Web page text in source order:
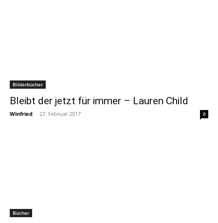
Bilderbücher
Bleibt der jetzt für immer – Lauren Child
Winfried - 27. Februar 2017 0
Bücher